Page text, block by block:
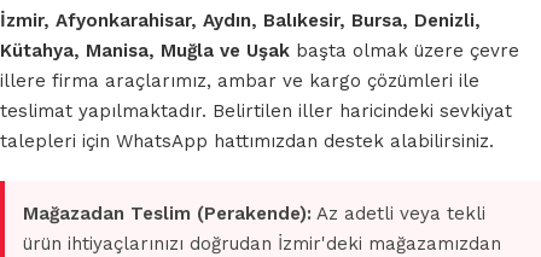
İzmir, Afyonkarahisar, Aydın, Balıkesir, Bursa, Denizli,
Kütahya, Manisa, Muğla ve Uşak başta olmak üzere çevre
illere firma araçlarımız, ambar ve kargo çözümleri ile
teslimat yapılmaktadır. Belirtilen iller haricindeki sevkiyat
talepleri için WhatsApp hattımızdan destek alabilirsiniz.
Mağazadan Teslim (Perakende): Az adetli veya tekli
ürün ihtiyaçlarınızı doğrudan İzmir'deki mağazamızdan